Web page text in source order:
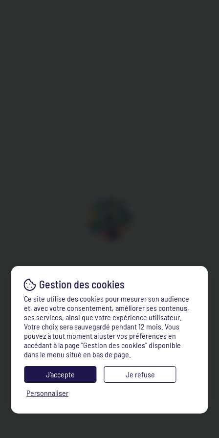
Ce site utilise des cookies pour mesurer son audience
et, avec votre consentement, améliorer ses contenus,
ses services, ainsi que votre expérience utilisateur.
Votre choix sera sauvegardé pendant 12 mois. Vous
pouvez à tout moment ajuster vos préférences en
accédant à la page "Gestion des cookies" disponible
dans le menu situé en bas de page.
J’accepte
Je refuse
Personnaliser